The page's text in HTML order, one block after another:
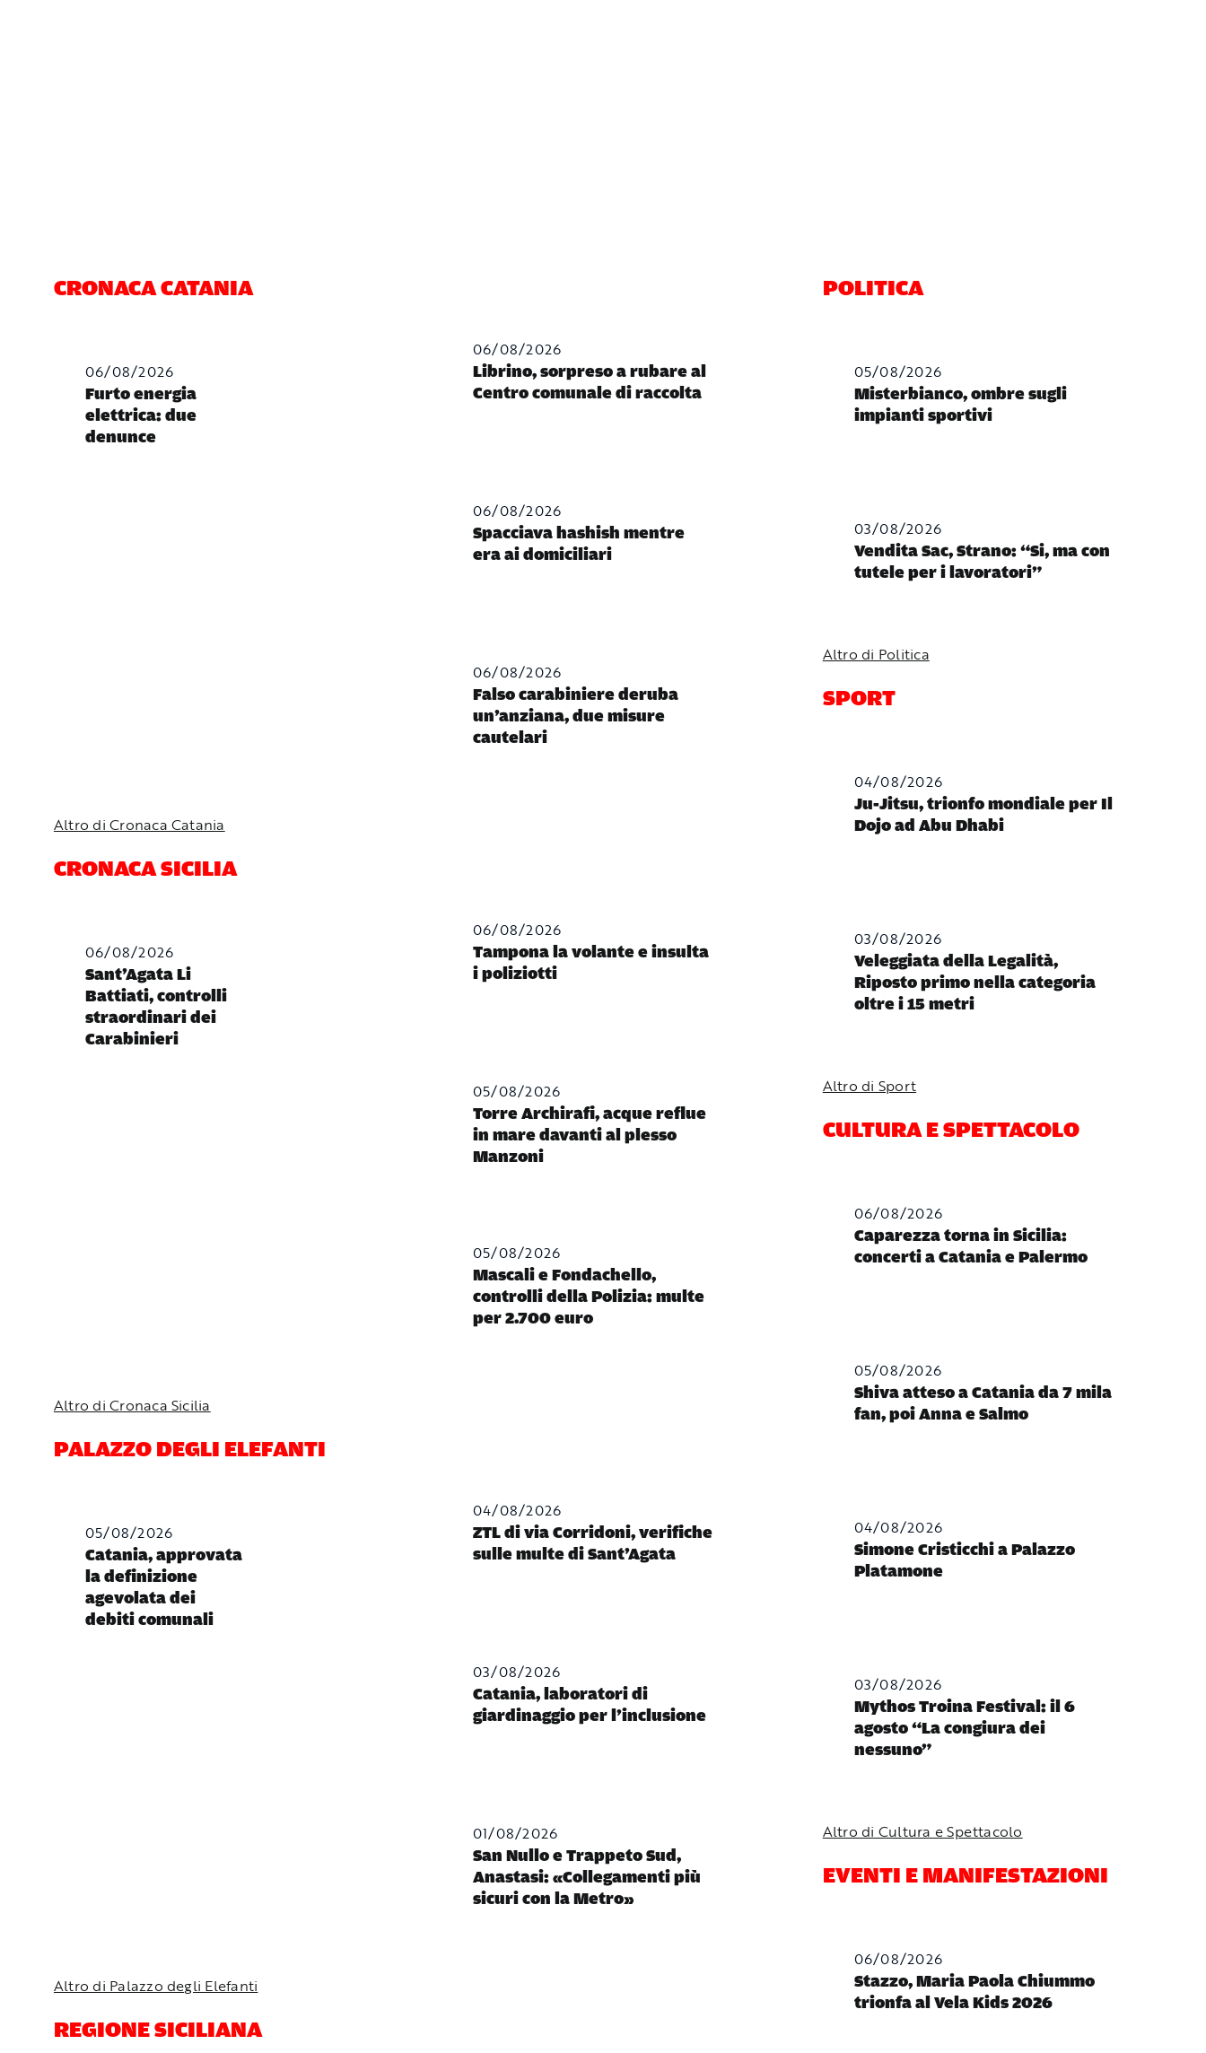
CRONACA CATANIA
06/08/2026
Furto energia
elettrica: due
denunce
06/08/2026
Librino, sorpreso a rubare al
Centro comunale di raccolta
06/08/2026
Spacciava hashish mentre
era ai domiciliari
06/08/2026
Falso carabiniere deruba
un’anziana, due misure
cautelari
Altro di Cronaca Catania
CRONACA SICILIA
06/08/2026
Sant’Agata Li
Battiati, controlli
straordinari dei
Carabinieri
06/08/2026
Tampona la volante e insulta
i poliziotti
05/08/2026
Torre Archirafi, acque reflue
in mare davanti al plesso
Manzoni
05/08/2026
Mascali e Fondachello,
controlli della Polizia: multe
per 2.700 euro
Altro di Cronaca Sicilia
PALAZZO DEGLI ELEFANTI
05/08/2026
Catania, approvata
la definizione
agevolata dei
debiti comunali
04/08/2026
ZTL di via Corridoni, verifiche
sulle multe di Sant’Agata
03/08/2026
Catania, laboratori di
giardinaggio per l’inclusione
01/08/2026
San Nullo e Trappeto Sud,
Anastasi: «Collegamenti più
sicuri con la Metro»
Altro di Palazzo degli Elefanti
REGIONE SICILIANA
POLITICA
05/08/2026
Misterbianco, ombre sugli
impianti sportivi
03/08/2026
Vendita Sac, Strano: “Si, ma con
tutele per i lavoratori”
Altro di Politica
SPORT
04/08/2026
Ju-Jitsu, trionfo mondiale per Il
Dojo ad Abu Dhabi
03/08/2026
Veleggiata della Legalità,
Riposto primo nella categoria
oltre i 15 metri
Altro di Sport
CULTURA E SPETTACOLO
06/08/2026
Caparezza torna in Sicilia:
concerti a Catania e Palermo
05/08/2026
Shiva atteso a Catania da 7 mila
fan, poi Anna e Salmo
04/08/2026
Simone Cristicchi a Palazzo
Platamone
03/08/2026
Mythos Troina Festival: il 6
agosto “La congiura dei
nessuno”
Altro di Cultura e Spettacolo
EVENTI E MANIFESTAZIONI
06/08/2026
Stazzo, Maria Paola Chiummo
trionfa al Vela Kids 2026